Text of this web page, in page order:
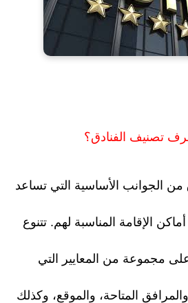
تصنيف الفنادق؟
من الجوانب الأساسية التي تساعد
الإقامة المناسبة لهم. تتنوع
على مجموعة من المعايير التي
المتاحة، والموقع، وكذلك